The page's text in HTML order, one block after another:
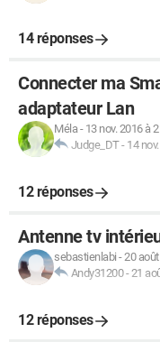
14 réponses
Connecter ma
adaptateur Lan
Méla- 13 nov. 2016 à
Judge_DT- 14
12 réponses
Antenne tv
sebastienlabi -20
Andy31200-21
12 réponses